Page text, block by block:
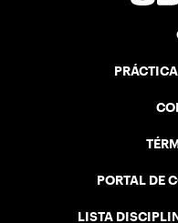
PORTAL DE
LISTA